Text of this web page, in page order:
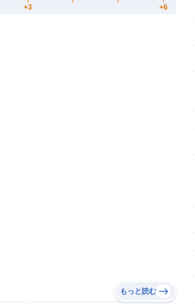
もっと読む